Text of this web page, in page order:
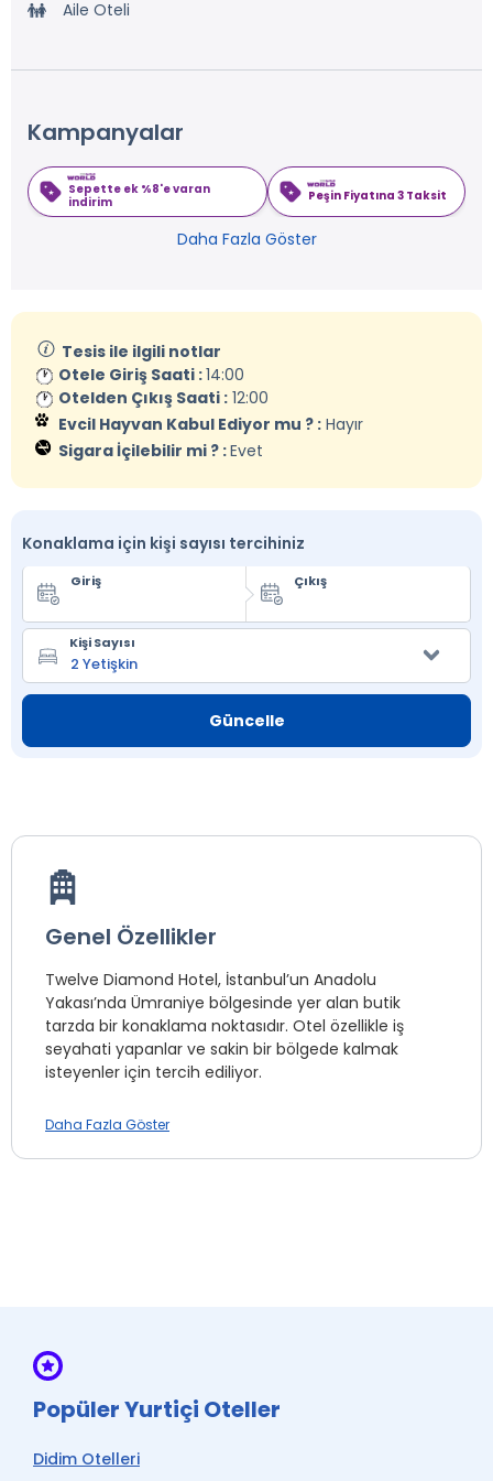
Aile Oteli
Kampanyalar
Sepette ek %8'e varan
indirim
Peşin Fiyatına 3 Taksit
Daha Fazla Göster
Tesis ile ilgili notlar
Otele Giriş Saati :14:00
Otelden Çıkış Saati : 12:00
Evcil Hayvan Kabul Ediyor mu ? : Hayır
Sigara İçilebilir mi ? :Evet
Konaklama için kişi sayısı tercihiniz
Giriş Çıkış
Kişi Sayısı
Güncelle
Genel Özellikler
Twelve Diamond Hotel, İstanbul’un Anadolu
Yakası’nda Ümraniye bölgesinde yer alan butik
tarzda bir konaklama noktasıdır. Otel özellikle iş
seyahati yapanlar ve sakin bir bölgede kalmak
isteyenler için tercih ediliyor.
Genel Bilgiler
Konum: Armağanevler Mahallesi, Ümraniye
İstanbul
Otelin Avantajları
Finans merkezi ve iş bölgelerine erişim rahat
Daha Fazla Göster
Popüler Yurtiçi Oteller
Didim Otelleri